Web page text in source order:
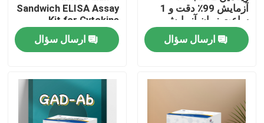
آزمایش 99٪ دقت و 1
ساعت زمان آزمایش
برای تحقیقات کمبود
ویتامین ارسال سؤال
Sandwich ELISA Assay
Kit for Cytokine
Quantitative Detection
in Biological Samples,
Serum, Plasma, Cell
ارسال سؤال